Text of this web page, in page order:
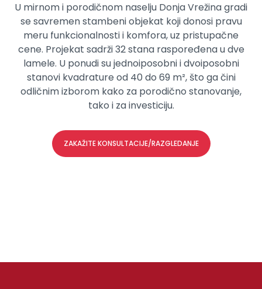
U mirnom i porodičnom naselju Donja Vrežina gradi
se savremen stambeni objekat koji donosi pravu
meru funkcionalnosti i komfora, uz pristupačne
cene. Projekat sadrži 32 stana raspoređena u dve
lamele. U ponudi su jednoiposobni i dvoiposobni
stanovi kvadrature od 40 do 69 m², što ga čini
odličnim izborom kako za porodično stanovanje,
tako i za investiciju.
ZAKAŽITE KONSULTACIJE/RAZGLEDANJE